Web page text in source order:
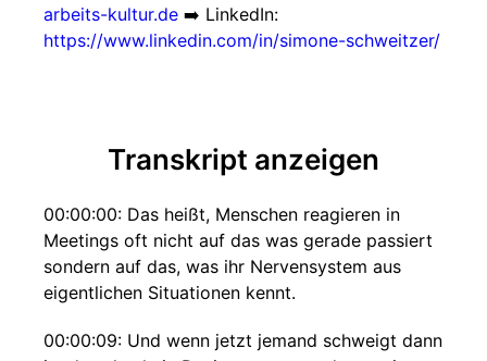
arbeits-kultur.de ➡️ LinkedIn:
https://www.linkedin.com/in/simone-schweitzer/
Transkript anzeigen
00:00:00: Das heißt, Menschen reagieren in
Meetings oft nicht auf das was gerade passiert
sondern auf das, was ihr Nervensystem aus
eigentlichen Situationen kennt.
00:00:09: Und wenn jetzt jemand schweigt dann